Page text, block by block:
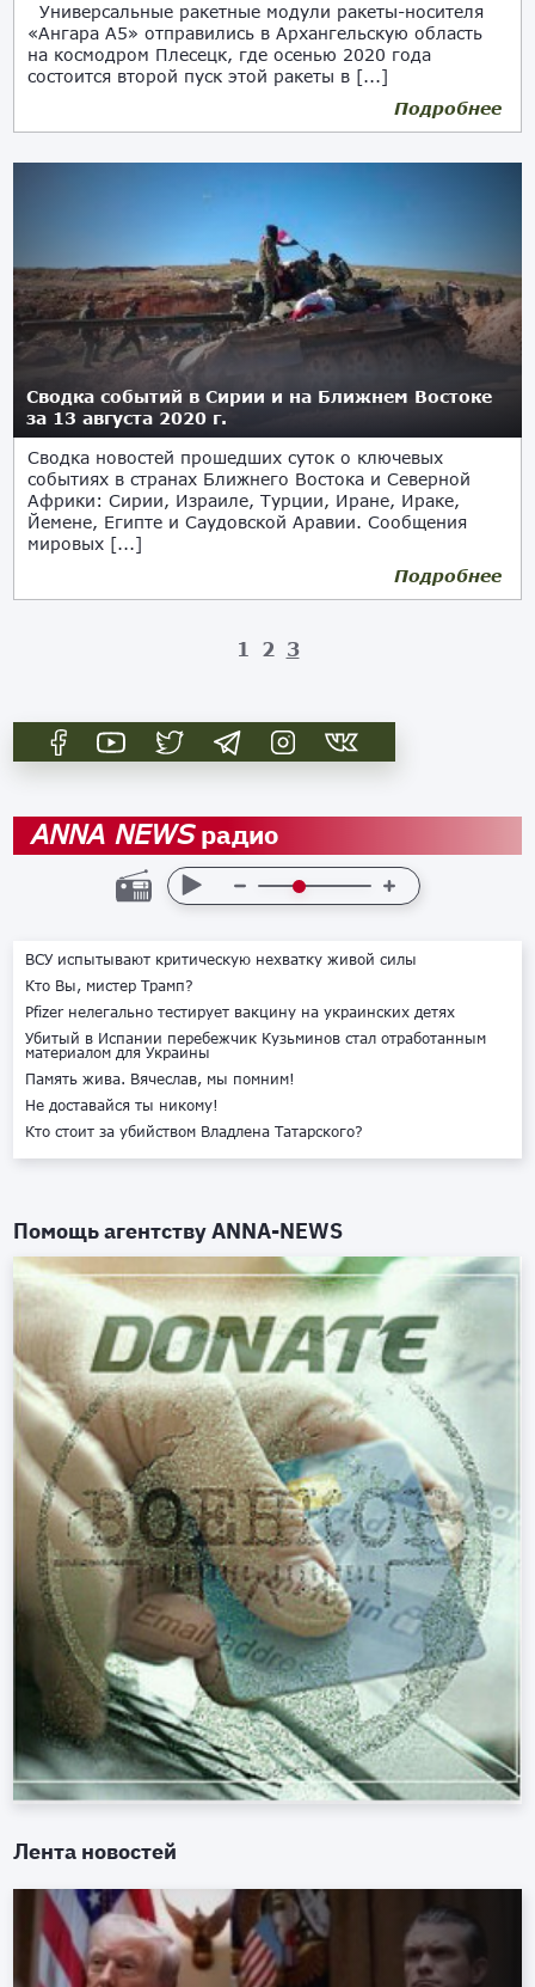
Универсальные ракетные модули ракеты-носителя
«Ангара А5» отправились в Архангельскую область
на космодром Плесецк, где осенью 2020 года
состоится второй пуск этой ракеты в [...]
Подробнее
Сводка событий в Сирии и на Ближнем Востоке
за 13 августа 2020 г.
Сводка новостей прошедших суток о ключевых
событиях в странах Ближнего Востока и Северной
Африки: Сирии, Израиле, Турции, Иране, Ираке,
Йемене, Египте и Саудовской Аравии. Сообщения
мировых [...]
Подробнее
1 2 3
ANNA NEWSрадио
ВСУ испытывают критическую нехватку живой силы
Кто Вы, мистер Трамп?
Pfizer нелегально тестирует вакцину на украинских детях
Убитый в Испании перебежчик Кузьминов стал отработанным
материалом для Украины
Память жива. Вячеслав, мы помним!
Не доставайся ты никому!
Кто стоит за убийством Владлена Татарского?
Помощь агентствуANNA-NEWS
Лента новостей